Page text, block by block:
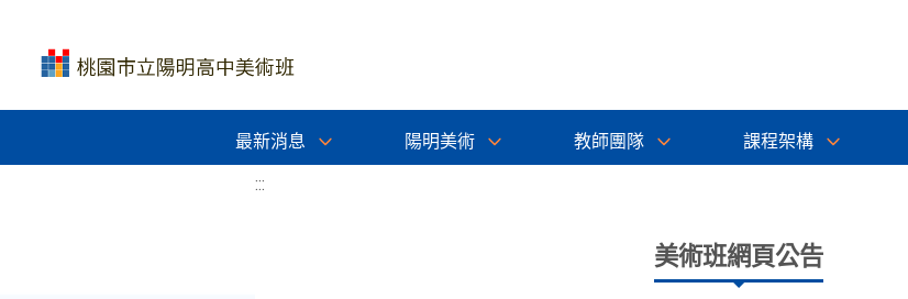
最新消息 陽明美術 教師團隊 課程架構
:::
美術班網頁公告